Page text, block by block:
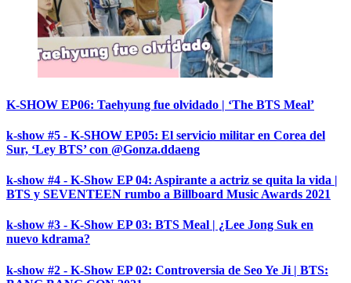
K-SHOW EP06: Taehyung fue olvidado | ‘The BTS Meal’
k-show #5 - K-SHOW EP05: El servicio militar en Corea del
Sur, ‘Ley BTS’ con @Gonza.ddaeng
k-show #4 - K-Show EP 04: Aspirante a actriz se quita la vida |
BTS y SEVENTEEN rumbo a Billboard Music Awards 2021
k-show #3 - K-Show EP 03: BTS Meal | ¿Lee Jong Suk en
nuevo kdrama?
k-show #2 - K-Show EP 02: Controversia de Seo Ye Ji | BTS: